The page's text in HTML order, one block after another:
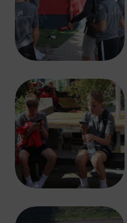
Fun & Freizeit
Kontakt Service
Schulengel